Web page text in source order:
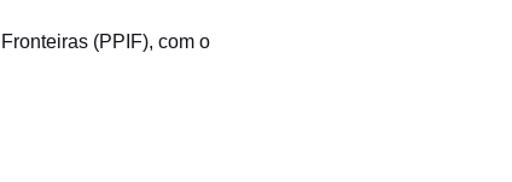
(PPIF), com o